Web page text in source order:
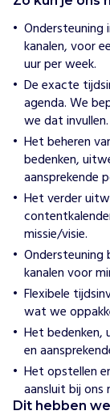
e
p
e
n
F
u
t
u
r
e
I
n
t
e
l
o
r
g
a
n
i
s
e
Ondersteuning
kanalen, voor
uur per week.
De exacte
agenda. We
we dat invullen.
Het beheren
bedenken,
aansprekende
Het verder
missie/visie.
Ondersteuning
kanalen voor
Flexibele
wat we
Het bedenken,
en
Het opstellen
aansluit bij ons
Dit hebben